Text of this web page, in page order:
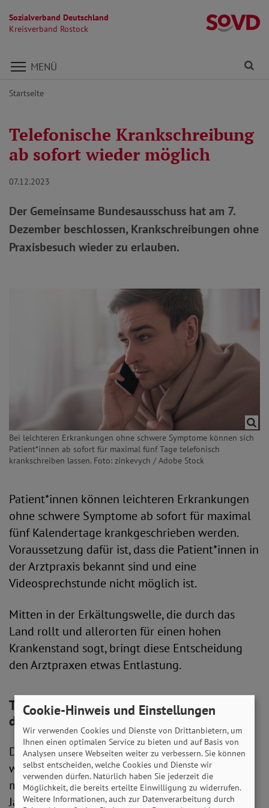
Sozialverband Deutschland
Kreisverband Rostock
Direkt zu den Inhalten springen
MENÜ
Startseite
Telefonische Krankschreibung
ab sofort wieder möglich
07.12.2023
Der Gemeinsame Bundesausschuss hat am 7.
Dezember beschlossen, Krankschreibungen ohne
Praxisbesuch wieder zu erlauben.
Bei leichteren Erkrankungen ohne schwere Symptome können sich
Patient*innen ab sofort für maximal fünf Tage telefonisch
krankschreiben lassen. Foto: zinkevych / Adobe Stock
Patient*innen können leichteren Erkrankungen
ohne schwere Symptome ab sofort für maximal
fünf Kalendertage krankgeschrieben werden.
Voraussetzung dafür ist, dass die Patient*innen in
der Arztpraxis bekannt sind und eine
Videosprechstunde nicht möglich ist.
Mitten in der Erkältungswelle, die durch das
Land rollt und allerorten für einen hohen
Krankenstand sogt, bringt diese Entscheidung
den Arztpraxen etwas Entlastung.
Telefonische Krankschreibung nun
dauerhaft möglich
Die telefonische Krankschreibung war erstmals
während der Corona-Pandemie eingeführt und
mehrfach verlängert worden. Im April dieses
Jahres endete die dazu Möglichkeit vorerst, was
Cookie-Hinweis und Einstellungen
Wir verwenden Cookies und Dienste von Drittanbietern, um
Ihnen einen optimalen Service zu bieten und auf Basis von
Analysen unsere Webseiten weiter zu verbessern. Sie können
selbst entscheiden, welche Cookies und Dienste wir
verwenden dürfen. Natürlich haben Sie jederzeit die
Möglichkeit, die bereits erteilte Einwilligung zu widerrufen.
Weitere Informationen, auch zur Datenverarbeitung durch